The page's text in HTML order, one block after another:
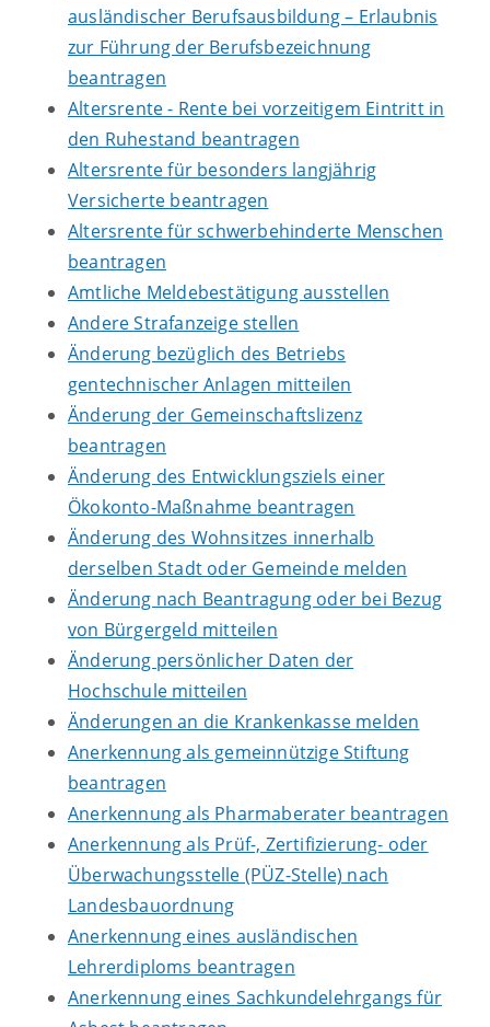
ausländischer Berufsausbildung – Erlaubnis
zur Führung der Berufsbezeichnung
beantragen
Altersrente - Rente bei vorzeitigem Eintritt in
den Ruhestand beantragen
Altersrente für besonders langjährig
Versicherte beantragen
Altersrente für schwerbehinderte Menschen
beantragen
Amtliche Meldebestätigung ausstellen
Andere Strafanzeige stellen
Änderung bezüglich des Betriebs
gentechnischer Anlagen mitteilen
Änderung der Gemeinschaftslizenz
beantragen
Änderung des Entwicklungsziels einer
Ökokonto-Maßnahme beantragen
Änderung des Wohnsitzes innerhalb
derselben Stadt oder Gemeinde melden
Änderung nach Beantragung oder bei Bezug
von Bürgergeld mitteilen
Änderung persönlicher Daten der
Hochschule mitteilen
Änderungen an die Krankenkasse melden
Anerkennung als gemeinnützige Stiftung
beantragen
Anerkennung als Pharmaberater beantragen
Anerkennung als Prüf-, Zertifizierung- oder
Überwachungsstelle (PÜZ-Stelle) nach
Landesbauordnung
Anerkennung eines ausländischen
Lehrerdiploms beantragen
Anerkennung eines Sachkundelehrgangs für